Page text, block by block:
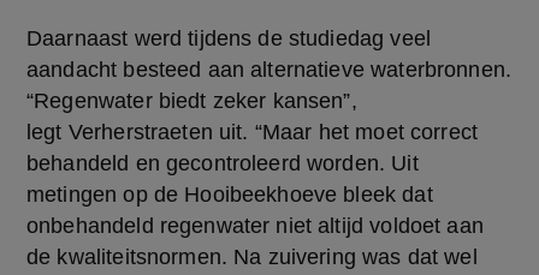
Daarnaast werd tijdens de studiedag veel
aandacht besteed aan alternatieve waterbronnen.
“Regenwater biedt zeker kansen”,
legt Verherstraeten uit. “Maar het moet correct
behandeld en gecontroleerd worden. Uit
metingen op de Hooibeekhoeve bleek dat
onbehandeld regenwater niet altijd voldoet aan
de kwaliteitsnormen. Na zuivering was dat wel